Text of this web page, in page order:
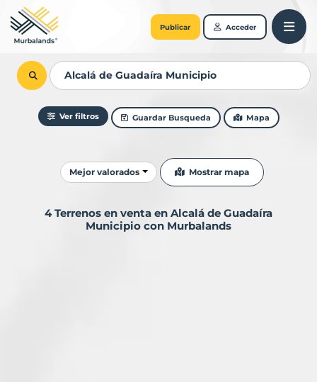
Publicar Acceder
Ver filtros Guardar Busqueda Mapa
Ordenar resultados
Mejor valorados Mostrar mapa
4 Terrenos en venta en Alcalá de Guadaíra
Municipio con Murbalands